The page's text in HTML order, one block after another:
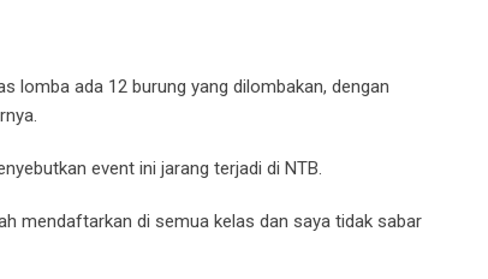
lomba ada 12 burung yang dilombakan, dengan
event ini jarang terjadi di NTB.
mendaftarkan di semua kelas dan saya tidak sabar